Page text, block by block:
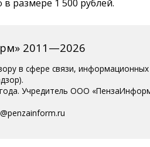
размере 1 500 рублей.
2011—2026
в сфере связи, информационных
Учредитель ООО